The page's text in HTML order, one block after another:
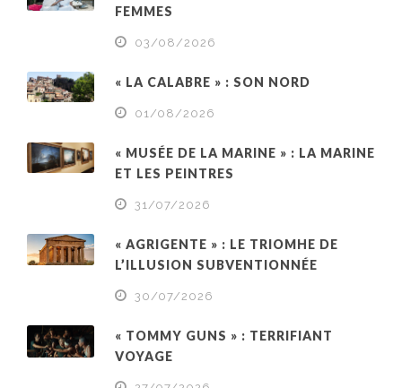
FEMMES
03/08/2026
« LA CALABRE » : SON NORD
01/08/2026
« MUSÉE DE LA MARINE » : LA MARINE
ET LES PEINTRES
31/07/2026
« AGRIGENTE » : LE TRIOMHE DE
L’ILLUSION SUBVENTIONNÉE
30/07/2026
« TOMMY GUNS » : TERRIFIANT
VOYAGE